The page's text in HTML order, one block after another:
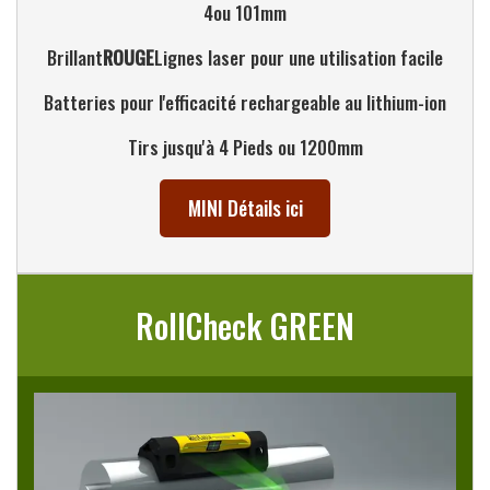
4ou 101mm
BrillantROUGELignes laser pour une utilisation facile
Batteries pour l'efficacité rechargeable au lithium-ion
Tirs jusqu'à 4 Pieds ou 1200mm
MINI Détails ici
RollCheck GREEN